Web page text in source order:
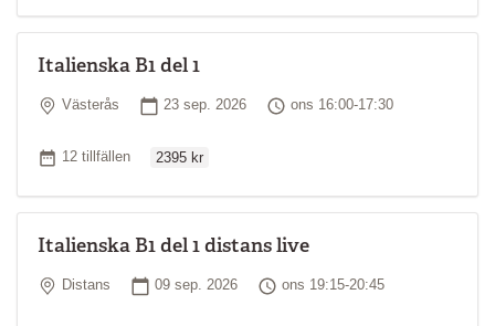
Italienska B1 del 1
Plats
Västerås Startdatum
23 sep. 2026 Tid
ons 16:00-17:30
Antal tillfällen
12 tillfällen 2395 kr
Italienska B1 del 1 distans live
Plats
Distans Startdatum
09 sep. 2026 Tid
ons 19:15-20:45